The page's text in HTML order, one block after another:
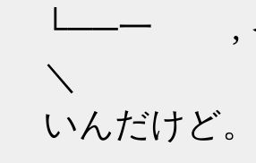
└──一 , イ
＼
いんだけど。